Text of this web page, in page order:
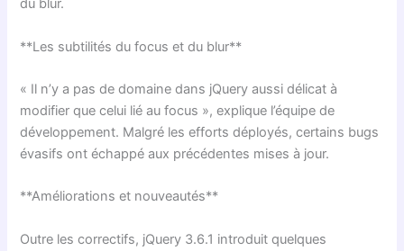
du blur.
**Les subtilités du focus et du blur**
« Il n’y a pas de domaine dans jQuery aussi délicat à
modifier que celui lié au focus », explique l’équipe de
développement. Malgré les efforts déployés, certains bugs
évasifs ont échappé aux précédentes mises à jour.
**Améliorations et nouveautés**
Outre les correctifs, jQuery 3.6.1 introduit quelques